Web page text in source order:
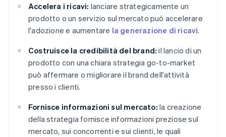
Accelera i ricavi: lanciare strategicamente un
prodotto o un servizio sul mercato può accelerare
l'adozione e aumentare la generazione di ricavi.
Costruisce la credibilità del brand: il lancio di un
prodotto con una chiara strategia go-to-market
può affermare o migliorare il brand dell'attività
presso i clienti.
Fornisce informazioni sul mercato: la creazione
della strategia fornisce informazioni preziose sul
mercato, sui concorrenti e sui clienti, le quali